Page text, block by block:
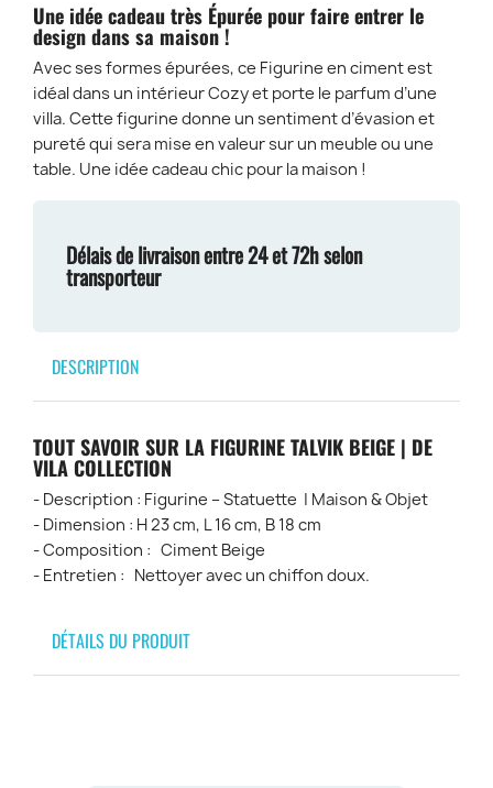
Une idée cadeau très Épurée pour faire entrer le
design dans sa maison !
Avec ses formes épurées, ce Figurine en ciment est
idéal dans un intérieur Cozy et porte le parfum d’une
villa. Cette figurine donne un sentiment d’évasion et
pureté qui sera mise en valeur sur un meuble ou une
table. Une idée cadeau chic pour la maison !
Délais de livraison entre 24 et 72h selon
transporteur
DESCRIPTION
TOUT SAVOIR SUR LA FIGURINE TALVIK BEIGE | DE
VILA COLLECTION
- Description : Figurine – Statuette | Maison & Objet
- Dimension : H 23 cm, L 16 cm, B 18 cm
- Composition : Ciment Beige
- Entretien : Nettoyer avec un chiffon doux.
DÉTAILS DU PRODUIT